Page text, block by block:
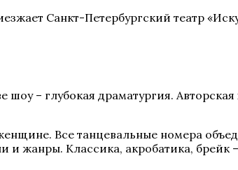
Санкт-Петербургский театр
– глубокая драматургия.
Все танцевальные номера
жанры. Классика, акробатика, брейк